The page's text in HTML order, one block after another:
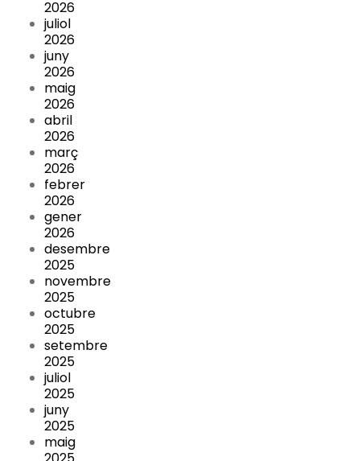
2026
juliol
2026
juny
2026
maig
2026
abril
2026
març
2026
febrer
2026
gener
2026
desembre
2025
novembre
2025
octubre
2025
setembre
2025
juliol
2025
juny
2025
maig